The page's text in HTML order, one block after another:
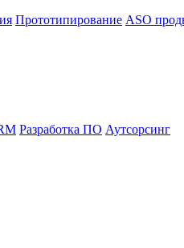
Прототипирование ASO
Разработка ПО Аутсорсинг